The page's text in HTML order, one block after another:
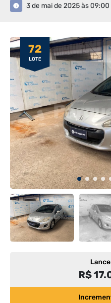
3 de mai de 2025 às 09:00
72
LOTE
R$